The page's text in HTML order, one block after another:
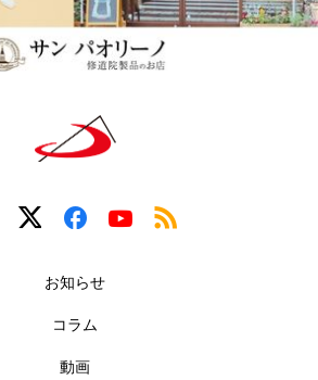
お知らせ
コラム
動画